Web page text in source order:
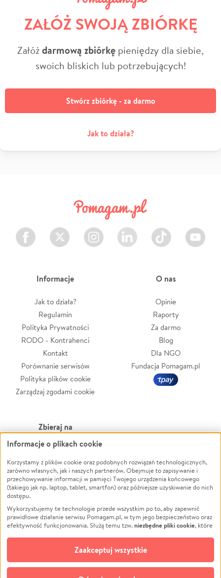
ZAŁÓŻ SWOJĄ ZBIÓRKĘ
Załóżdarmową zbiórkę pieniędzy dla siebie,
swoich bliskich lub potrzebujących!
Stwórz zbiórkę - za darmo
Jak to działa?
Facebook Twitter Instagram LinkedIn TikTok Youtube
Informacje
Jak to działa?
Regulamin
Polityka Prywatności
RODO - Kontrahenci
Kontakt
Porównanie serwisów
Polityka plików cookie
Zarządzaj zgodami cookie
O nas
Opinie
Raporty
Za darmo
Blog
Dla NGO
Fundacja Pomagam.pl
Zbieraj na
Leczenie
Zwierzęta
Pożar
Ukraina
Pomoc Finansowa
Projekty
Pogrzeb
Społeczność lokalna
Kultura
Powódź
Wichura
NGO
Edukacja
Podróż
Impreza
Ochrona środowiska
Biznes
Informacje o plikach cookie
Korzystamy z plików cookie oraz podobnych rozwiązań technologicznych,
zarówno własnych, jak i naszych partnerów. Obejmuje to zapisywanie i
przechowywanie informacji w pamięci Twojego urządzenia końcowego
(takiego jak np. laptop, tablet, smartfon) oraz późniejsze uzyskiwanie do nich
dostępu.
Wykorzystujemy te technologie przede wszystkim po to, aby zapewnić
prawidłowe działanie serwisu Pomagam.pl, w tym jego bezpieczeństwo oraz
efektywność funkcjonowania. Służą temu tzw.niezbędne pliki cookie, które
opcjonalnych plików cookie
technologii do celów analitycznych i retargetingowych. Możesz wyrazić
zgodę na ich stosowanie lub jej odmówić. W dowolnym momencie masz
możliwość zmiany swoich preferencji na stronie „Zarządzaj zgodami cookie”,
Zaakceptuj wszystkie